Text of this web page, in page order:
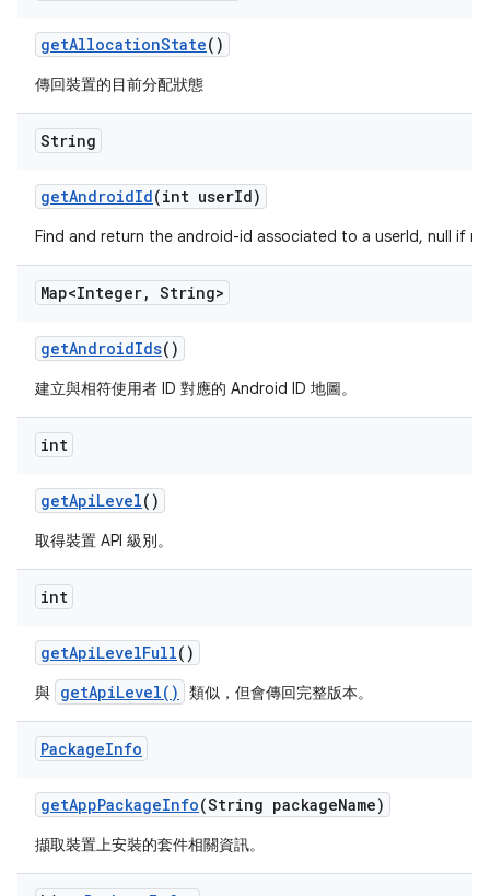
getAllocationState()
傳回裝置的目前分配狀態
String
getAndroidId(int userId)
Find and return the android-id associated to a userId, null if
Map<Integer, String>
getAndroidIds()
建立與相符使用者 ID 對應的 Android ID 地圖。
int
getApiLevel()
取得裝置 API 級別。
int
getApiLevelFull()
與 getApiLevel() 類似，但會傳回完整版本。
PackageInfo
getAppPackageInfo(String packageName)
擷取裝置上安裝的套件相關資訊。